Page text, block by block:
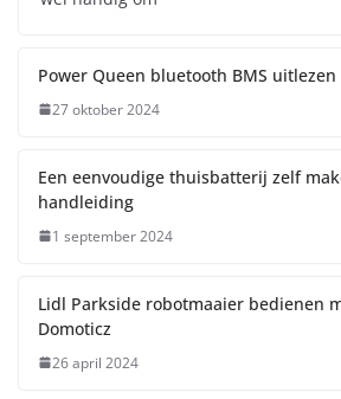
Power Queen bluetooth BMS uitlezen
27 oktober 2024
Een eenvoudige thuisbatterij zelf
handleiding
1 september 2024
Lidl Parkside robotmaaier bedienen
Domoticz
26 april 2024